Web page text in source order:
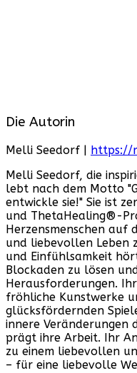
Die Autorin
Melli Seedorf | https://
Melli Seedorf, die
lebt nach dem Motto
entwickle sie!" Sie ist
und ThetaHealing®-
Herzensmenschen auf
und liebevollen Leben
und Einfühlsamkeit
Blockaden zu lösen
Herausforderungen.
fröhliche Kunstwerke
glücksfördernden
innere Veränderungen
prägt ihre Arbeit. Ihr
zu einem liebevollen
– für eine liebevolle